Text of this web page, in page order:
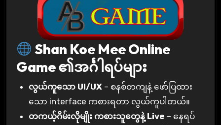
Shan Koe Mee Online
Game ၏အင်္ဂါရပ်များ
လွယ်ကူသော UI/UX – စနစ်တကျနဲ့ ဖော်ပြထား
သော interface ကစားရတာ လွယ်ကူပါတယ်။
တကယ့်ဂိမ်းလိုမျိုး ကစားသူတွေနဲ့ Live – နေရပ်